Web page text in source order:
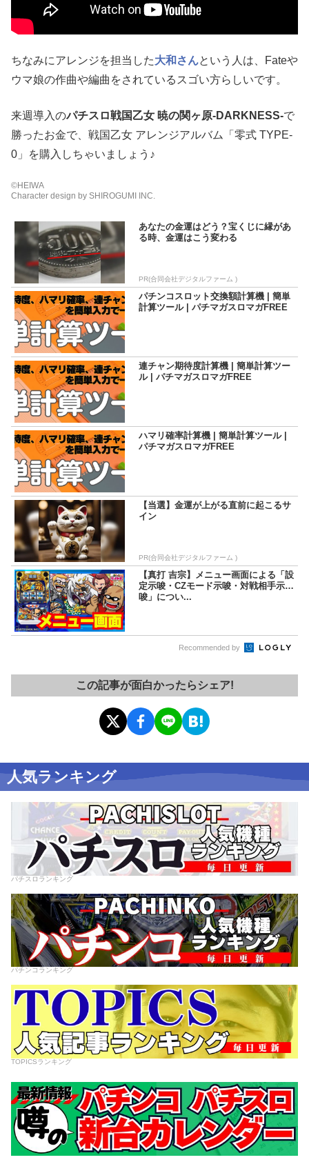
ちなみにアレンジを担当した大和さんという人は、Fateや
ウマ娘の作曲や編曲をされているスゴい方らしいです。
来週導入のパチスロ戦国乙女 暁の関ヶ原-DARKNESS-で
勝ったお金で、戦国乙女 アレンジアルバム「零式 TYPE-
0」を購入しちゃいましょう♪
©HEIWA
Character design by SHIROGUMI INC.
あなたの金運はどう？宝くじに縁があ
る時、金運はこう変わる
PR(合同会社デジタルファーム )
パチンコスロット交換額計算機 | 簡単
計算ツール | パチマガスロマガFREE
連チャン期待度計算機 | 簡単計算ツー
ル | パチマガスロマガFREE
ハマリ確率計算機 | 簡単計算ツール |
パチマガスロマガFREE
【当選】金運が上がる直前に起こるサ
イン
PR(合同会社デジタルファーム )
【真打 吉宗】メニュー画面による「設
定示唆・CZモード示唆・対戦相手示
唆」につい...
Recommended by
この記事が面白かったらシェア!
人気ランキング
パチスロランキング
パチンコランキング
TOPICSランキング